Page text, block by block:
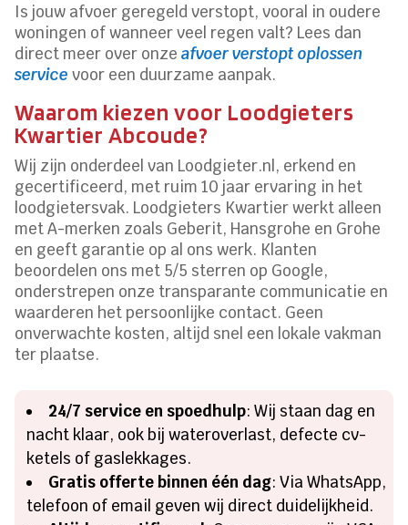
Is jouw afvoer geregeld verstopt, vooral in oudere
woningen of wanneer veel regen valt? Lees dan
direct meer over onzeafvoer verstopt oplossen
service voor een duurzame aanpak.
Waarom kiezen voor Loodgieters
Kwartier Abcoude?
Wij zijn onderdeel van Loodgieter.nl, erkend en
gecertificeerd, met ruim 10 jaar ervaring in het
loodgietersvak. Loodgieters Kwartier werkt alleen
met A-merken zoals Geberit, Hansgrohe en Grohe
en geeft garantie op al ons werk. Klanten
beoordelen ons met 5/5 sterren op Google,
onderstrepen onze transparante communicatie en
waarderen het persoonlijke contact. Geen
onverwachte kosten, altijd snel een lokale vakman
ter plaatse.
24/7 service en spoedhulp: Wij staan dag en
nacht klaar, ook bij wateroverlast, defecte cv-
ketels of gaslekkages.
Gratis offerte binnen één dag: Via WhatsApp,
telefoon of email geven wij direct duidelijkheid.